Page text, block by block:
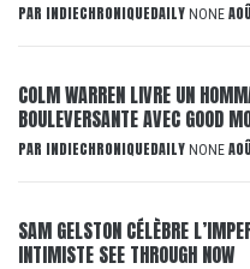
PAR INDIECHRONIQUEDAILY NONE
COLM WARREN LIVRE UN
BOULEVERSANTE AVEC GOOD
PAR INDIECHRONIQUEDAILY NONE
SAM GELSTON CÉLÈBRE
INTIMISTE SEE THROUGH NOW